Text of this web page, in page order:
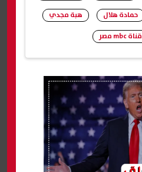
حمادة هلال
هبة مجدي
قناة mbc مصر